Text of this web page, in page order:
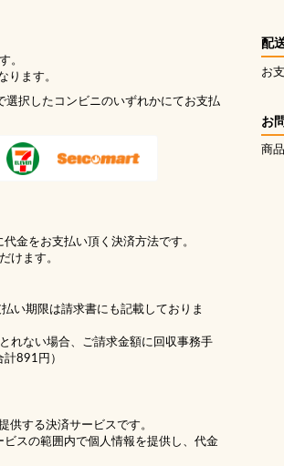
。
ります。
択したコンビニのいずれかにてお支払
金をお支払い頂く決済方法です。
けます。
い期限は請求書にも記載しておりま
れない場合、ご請求金額に回収事務手
891円）
供する決済サービスです。
ビスの範囲内で個人情報を提供し、代金
配
お
お
商